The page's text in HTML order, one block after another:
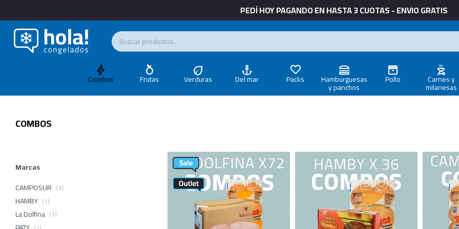
PEDÍ HOY PAGANDO EN HASTA 3 CUOTAS - ENVIO GRATIS
Combos Frutas Verduras Del mar Packs Hamburguesas
y panchos
Pollo Carnes y
milanesas
COMBOS
Marcas
CAMPOSUR (3)
HAMBY (1)
La Dolfina (1)